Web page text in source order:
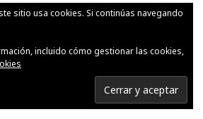
sitio usa cookies. Si continúas navegando
incluido cómo gestionar las cookies,